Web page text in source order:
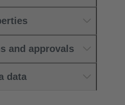
and approvals
data